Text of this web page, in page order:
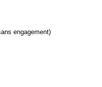
engagement)